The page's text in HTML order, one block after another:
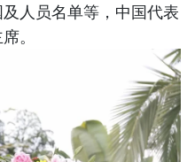
人员名单等，中国代表
。